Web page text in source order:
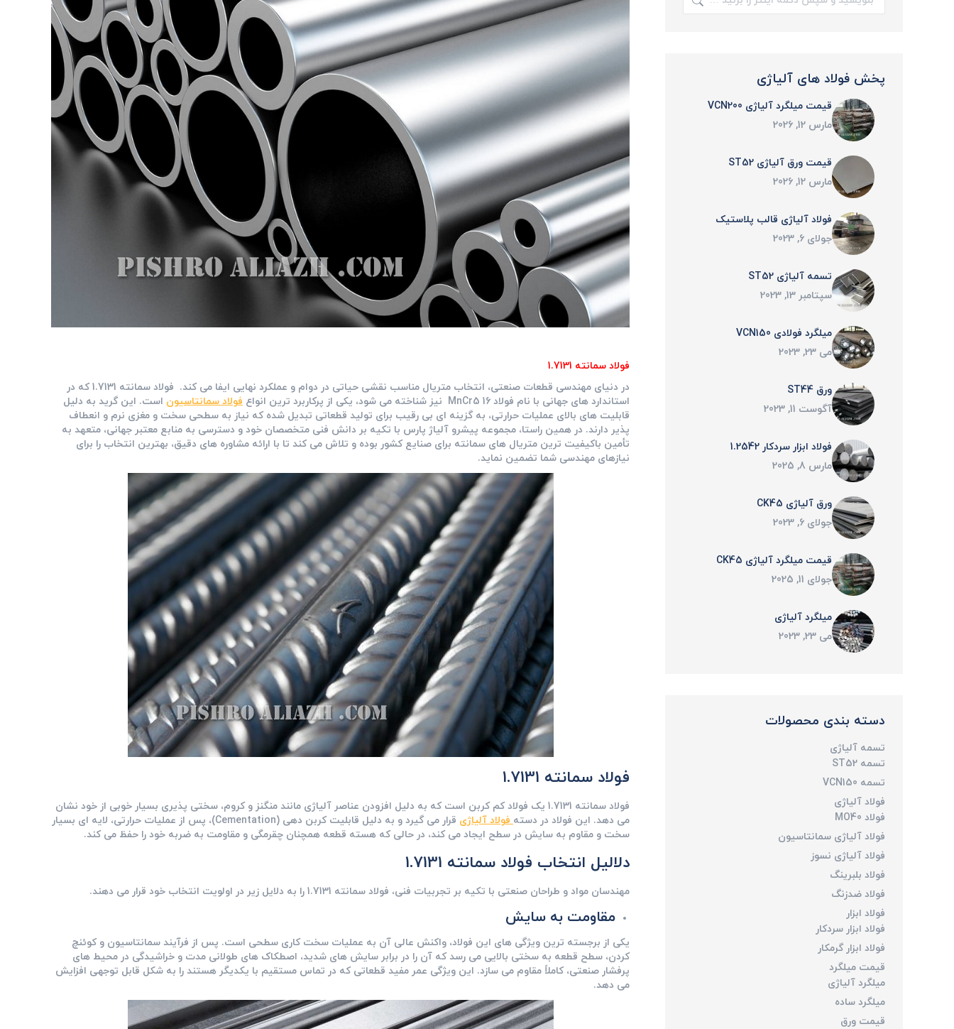
فولاد سمانته 1.7131
در دنیای مهندسی قطعات صنعتی، انتخاب متریال مناسب نقشی حیاتی در دوام و عملکرد نهایی ایفا می ‌کند. فولاد سمانته 1.7131 که در
استاندارد های جهانی با نام فولاد 16 MnCr5 نیز شناخته می‌ شود، یکی از پرکاربرد ترین انواع
فولاد سمانتاسیون است. این گرید به دلیل
قابلیت‌ های بالای عملیات حرارتی، به گزینه ‌ای بی ‌رقیب برای تولید قطعاتی تبدیل شده که نیاز به سطحی سخت و مغزی نرم و انعطاف
‌پذیر دارند. در همین راستا، مجموعه پیشرو آلیاژ پارس با تکیه بر دانش فنی متخصصان خود و دسترسی به منابع معتبر جهانی، متعهد به
تأمین باکیفیت ‌ترین متریال‌ های سمانته برای صنایع کشور بوده و تلاش می ‌کند تا با ارائه مشاوره‌ های دقیق، بهترین انتخاب را برای
نیازهای مهندسی شما تضمین نماید.
فولاد سمانته 1.7131
فولاد سمانته 1.7131 یک فولاد کم‌ کربن است که به دلیل افزودن عناصر آلیاژی مانند منگنز و کروم، سختی ‌پذیری بسیار خوبی از خود نشان
می ‌دهد. این فولاد در دسته فولاد آلیاژی
قرار می ‌گیرد و به دلیل قابلیت کربن ‌دهی (Cementation)، پس از عملیات حرارتی، لایه ‌ای بسیار
سخت و مقاوم به سایش در سطح ایجاد می ‌کند، در حالی که هسته قطعه همچنان چقرمگی و مقاومت به ضربه خود را حفظ می ‌کند.
دلالیل انتخاب فولاد سمانته 1.7131
مهندسان مواد و طراحان صنعتی با تکیه بر تجربیات فنی، فولاد سمانته 1.7131 را به دلایل زیر در اولویت انتخاب خود قرار می ‌دهند.
مقاومت به سایش
یکی از برجسته ‌ترین ویژگی‌ های این فولاد، واکنش عالی آن به عملیات سخت‌ کاری سطحی است. پس از فرآیند سمانتاسیون و کوئنچ
کردن، سطح قطعه به سختی بالایی می ‌رسد که آن را در برابر سایش‌ های شدید، اصطکاک ‌های طولانی ‌مدت و خراشیدگی در محیط‌ های
پرفشار صنعتی، کاملاً مقاوم می ‌سازد. این ویژگی عمر مفید قطعاتی که در تماس مستقیم با یکدیگر هستند را به شکل قابل ‌توجهی افزایش
می‌ دهد.
پخش فولاد های آلیاژی
قیمت میلگرد آلیاژی VCN200
مارس 12, 2026
قیمت ورق آلیاژی ST52
مارس 12, 2026
فولاد آلیاژی قالب پلاستیک
جولای 6, 2023
تسمه آلیاژی ST52
سپتامبر 13, 2023
میلگرد فولادی VCN150
می 23, 2023
ورق ST44
آگوست 11, 2023
فولاد ابزار سردکار 1.2542
مارس 8, 2025
ورق آلیاژی CK45
جولای 6, 2023
قیمت میلگرد آلیاژی CK45
جولای 11, 2025
میلگرد آلیاژی
می 23, 2023
دسته بندی محصولات
تسمه آلیاژی
تسمه ST52
تسمه VCN150
فولاد آلیاژی
فولاد MO40
فولاد آلیاژی سمانتاسیون
فولاد آلیاژی نسوز
فولاد بلبرینگ
فولاد ضدزنگ
فولاد ابزار
فولاد ابزار سردکار
فولاد ابزار گرمکار
قیمت میلگرد
میلگرد آلیاژی
میلگرد ساده
قیمت ورق